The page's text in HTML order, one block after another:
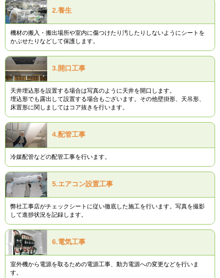
2.養生
機材の搬入・搬出場所や室内に傷つけたり汚したりしないようにシートを
かぶせたりなどして保護します。
3.開口工事
天井埋込形を設置する場合は写真のように天井を開口します。
埋込形でも露出して設置する場合もございます。その他壁掛形、天吊形、
床置形に関しましてはコア抜きを行います。
4.配管工事
冷媒配管などの配管工事を行います。
5.エアコン設置工事
弊社工事店がチェックシートに従い徹底した施工を行います。写真を撮影
して進捗状況を記録します。
6.電気工事
室外機から電源を取るための電源工事、動力電源への変更などを行いま
す。